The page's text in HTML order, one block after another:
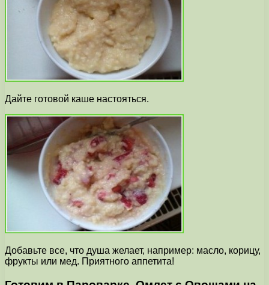
Дайте готовой каше настояться.
Добавьте все, что душа желает, например: масло, корицу,
фрукты или мед. Приятного аппетита!